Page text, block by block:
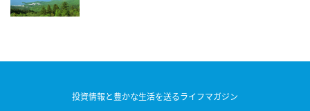
投資情報と豊かな生活を送るライフマガジン